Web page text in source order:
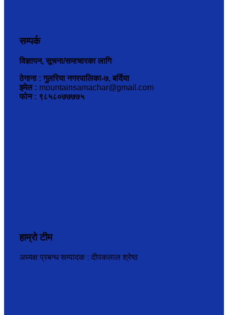
सम्पर्क
विज्ञापन, सूचना/समाचारका लागि
ठेगाना : गुलरिया नगरपालिका-७, बर्दिया
इमेल : mountainsamachar@gmail.com
फोन : ९८५८०७७७७५
हाम्रो टीम
अध्यक्ष प्रबन्ध सम्पादक : दीपकलाल श्रेष्ठ